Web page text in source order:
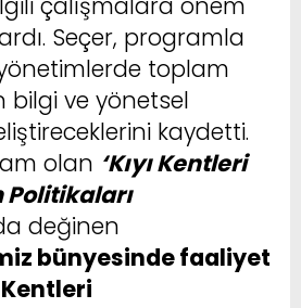
Seçer, programla
toplam
bilgi ve yönetsel
kaydetti.
olan ‘Kıyı Kentleri
Politikaları
değinen
bünyesinde faaliyet
Kentleri